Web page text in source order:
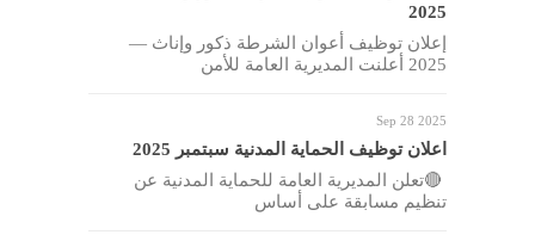
2025
إعلان توظيف أعوان الشرطة ذكور وإناث —
2025 أعلنت المديرية العامة للأمن
Sep 28 2025
اعلان توظيف الحماية المدنية سبتمبر 2025
🔴تعلن المديرية العامة للحماية المدنية عن
تنظيم مسابقة على أساس